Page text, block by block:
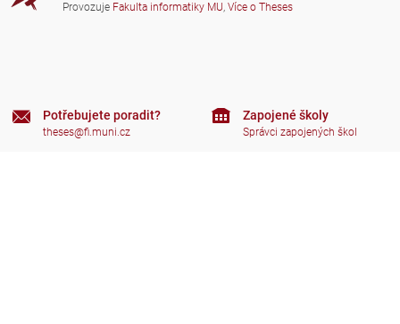
Provozuje Fakulta informatiky MU, Více o Theses
Potřebujete poradit?
theses@fi.muni.cz
Zapojené školy
Správci zapojených škol